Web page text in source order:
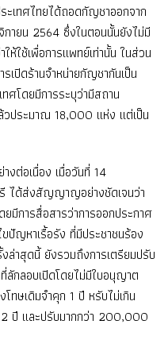
ะเทศไทยได้ถอดกัญชาออกจาก
ายน 2564 ซึ่งในตอนนั้นยังไม่มี
ห้ใช้เพื่อการแพทย์เท่านั้น ในส่วน
เปิดร้านจำหน่ายกัญชากันเป็น
ศโดยมีการระบุว่ามีสถาน
วประมาณ 18,000 แห่ง แต่เป็น
งต่อเนื่อง เมื่อวันที่ 14
ได้ส่งสัญญาญอย่างชัดเจนว่า
มีการสื่อสารว่าการออกประกาศ
ขปัญหาเรื้อรัง ที่มีประชาชนร้อง
งล่าสุดนี้ ยังรวมถึงการเตรียมปรับ
ลักลอบเปิดโดยไม่มีใบอนุญาต
ทษเดิมจำคุก 1 ปี หรับไม่เกิน
ปี และปรับมากกว่า 200,000